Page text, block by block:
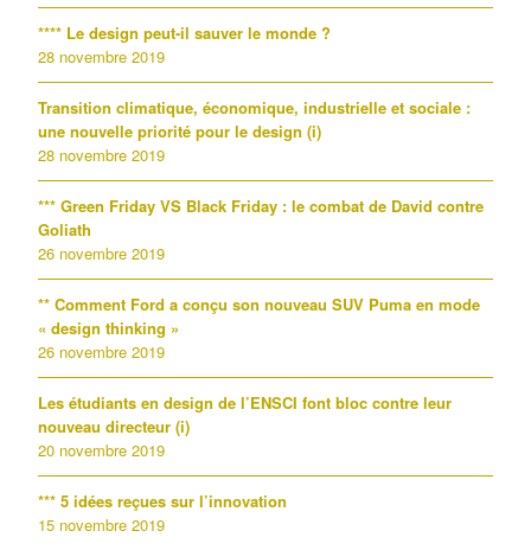
**** Le design peut-il sauver le monde ?
28 novembre 2019
Transition climatique, économique, industrielle et sociale :
une nouvelle priorité pour le design (i)
28 novembre 2019
*** Green Friday VS Black Friday : le combat de David contre
Goliath
26 novembre 2019
** Comment Ford a conçu son nouveau SUV Puma en mode
« design thinking »
26 novembre 2019
Les étudiants en design de l’ENSCI font bloc contre leur
nouveau directeur (i)
20 novembre 2019
*** 5 idées reçues sur l’innovation
15 novembre 2019